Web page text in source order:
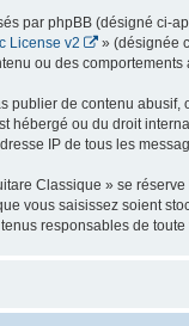
par phpBB (désigné ci-
License v2 » (désignée
ou des
publier de contenu
hébergé ou du droit
IP de tous les
Classique » se
vous saisissez soient
responsables de